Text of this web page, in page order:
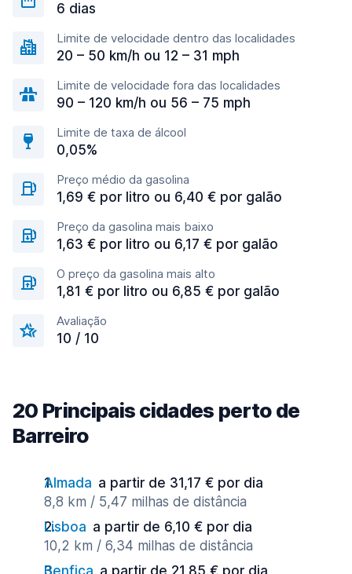
6 dias
Limite de velocidade dentro das localidades
20 – 50 km/h ou 12 – 31 mph
Limite de velocidade fora das localidades
90 – 120 km/h ou 56 – 75 mph
Limite de taxa de álcool
0,05%
Preço médio da gasolina
1,69 € por litro ou 6,40 € por galão
Preço da gasolina mais baixo
1,63 € por litro ou 6,17 € por galão
O preço da gasolina mais alto
1,81 € por litro ou 6,85 € por galão
Avaliação
10 / 10
20 Principais cidades perto de
Barreiro
Almada a partir de 31,17 € por dia
8,8 km / 5,47 milhas de distância
Lisboa a partir de 6,10 € por dia
10,2 km / 6,34 milhas de distância
Benfica a partir de 21,85 € por dia